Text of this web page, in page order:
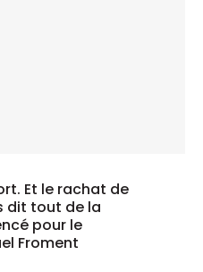
Et le rachat de
dit tout de la
pour le
Froment